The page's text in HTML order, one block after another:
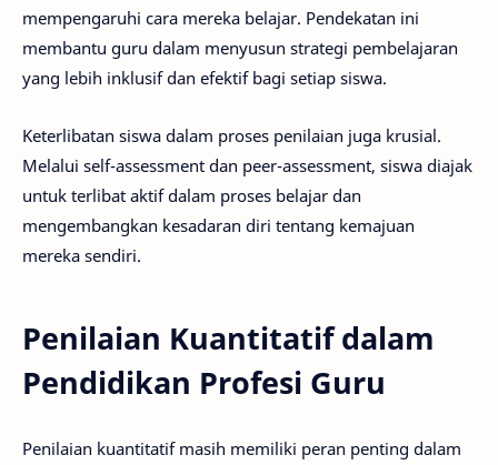
mempengaruhi cara mereka belajar. Pendekatan ini
membantu guru dalam menyusun strategi pembelajaran
yang lebih inklusif dan efektif bagi setiap siswa.
Keterlibatan siswa dalam proses penilaian juga krusial.
Melalui self-assessment dan peer-assessment, siswa diajak
untuk terlibat aktif dalam proses belajar dan
mengembangkan kesadaran diri tentang kemajuan
mereka sendiri.
Penilaian Kuantitatif dalam
Pendidikan Profesi Guru
Penilaian kuantitatif masih memiliki peran penting dalam